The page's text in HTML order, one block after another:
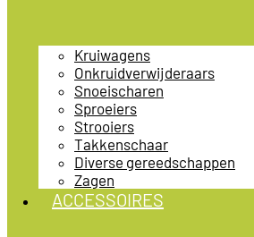
Kruiwagens
Onkruidverwijderaars
Snoeischaren
Sproeiers
Strooiers
Takkenschaar
Diverse gereedschappen
Zagen
ACCESSOIRES